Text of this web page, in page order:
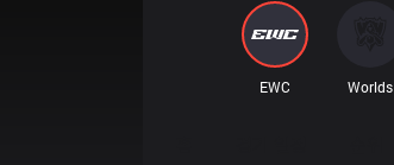
EWC Worlds